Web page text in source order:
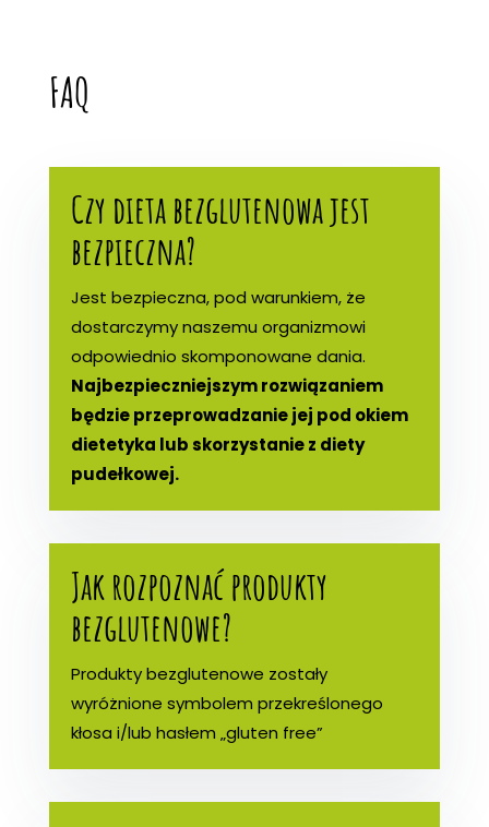
FAQ
Czy dieta bezglutenowa jest
bezpieczna?
Jest bezpieczna, pod warunkiem, że
dostarczymy naszemu organizmowi
odpowiednio skomponowane dania.
Najbezpieczniejszym rozwiązaniem
będzie przeprowadzanie jej pod okiem
dietetyka lub skorzystanie z diety
pudełkowej.
Jak rozpoznać produkty
bezglutenowe?
Produkty bezglutenowe zostały
wyróżnione symbolem przekreślonego
kłosa i/lub hasłem „gluten free”